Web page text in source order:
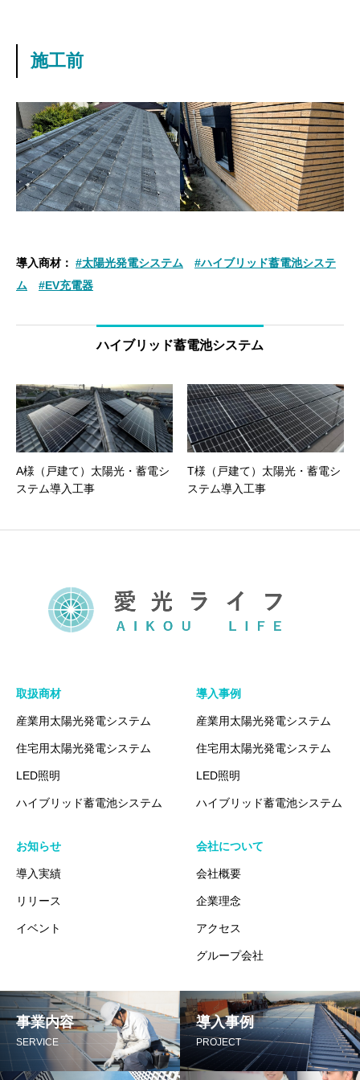
施工前
導入商材： #太陽光発電システム
#ハイブリッド蓄電池システ
ム
#EV充電器
ハイブリッド蓄電池システム
A様（戸建て）太陽光・蓄電シ
ステム導入工事
T様（戸建て）太陽光・蓄電シ
ステム導入工事
取扱商材
産業用太陽光発電システム
住宅用太陽光発電システム
LED照明
ハイブリッド蓄電池システム
導入事例
産業用太陽光発電システム
住宅用太陽光発電システム
LED照明
ハイブリッド蓄電池システム
お知らせ
導入実績
リリース
イベント
会社について
会社概要
企業理念
アクセス
グループ会社
事業内容
SERVICE
導入事例
PROJECT